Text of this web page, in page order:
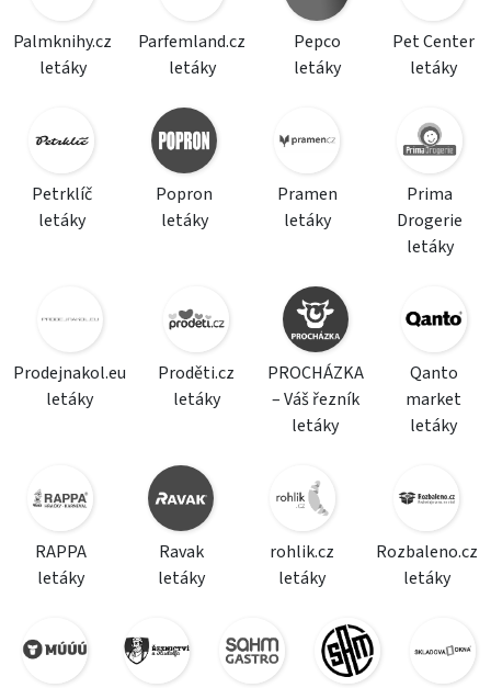
Palmknihy.cz
letáky
Parfemland.cz
letáky
Pepco
letáky
Pet Center
letáky
Petrklíč
letáky
Popron
letáky
Pramen
letáky
Prima
Drogerie
letáky
Prodejnakol.eu
letáky
Proděti.cz
letáky
PROCHÁZKA
– Váš řezník
letáky
Qanto
market
letáky
RAPPA
letáky
Ravak
letáky
rohlik.cz
letáky
Rozbaleno.cz
letáky